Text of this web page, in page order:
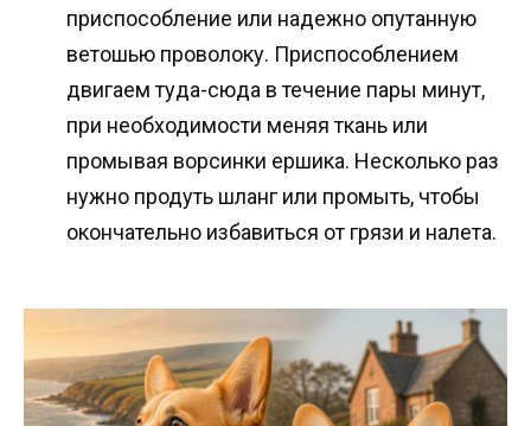
приспособление или надежно опутанную
ветошью проволоку. Приспособлением
двигаем туда-сюда в течение пары минут,
при необходимости меняя ткань или
промывая ворсинки ершика. Несколько раз
нужно продуть шланг или промыть, чтобы
окончательно избавиться от грязи и налета.